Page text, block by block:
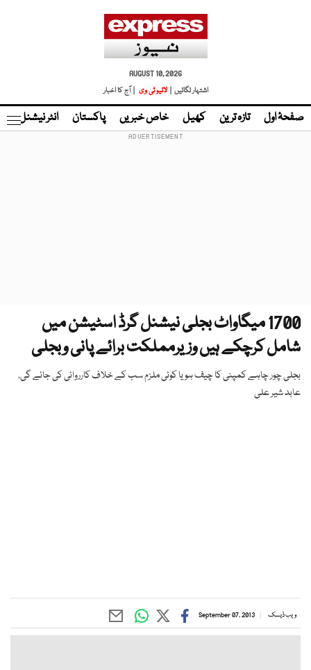
AUGUST 10, 2026
اشتہار لگائیں |
لائیو ٹی وی | آج کا اخبار
صفحۂ اول تازہ ترین کھیل خاص خبریں پاکستان انٹر نیشنل
1700 میگاواٹ بجلی نیشنل گرڈ اسٹیشن میں
شامل کرچکے ہیں وزیرمملکت برائے پانی وبجلی
بجلی چور چاہے کمپنی کا چیف ہو یا کوئی ملزم سب کے خلاف کارروائی کی جائے گی،
عابد شیر علی
ویب ڈیسک September 07, 2013